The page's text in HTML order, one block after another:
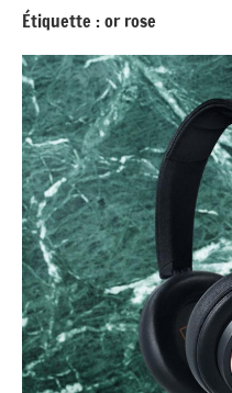
Étiquette :or rose